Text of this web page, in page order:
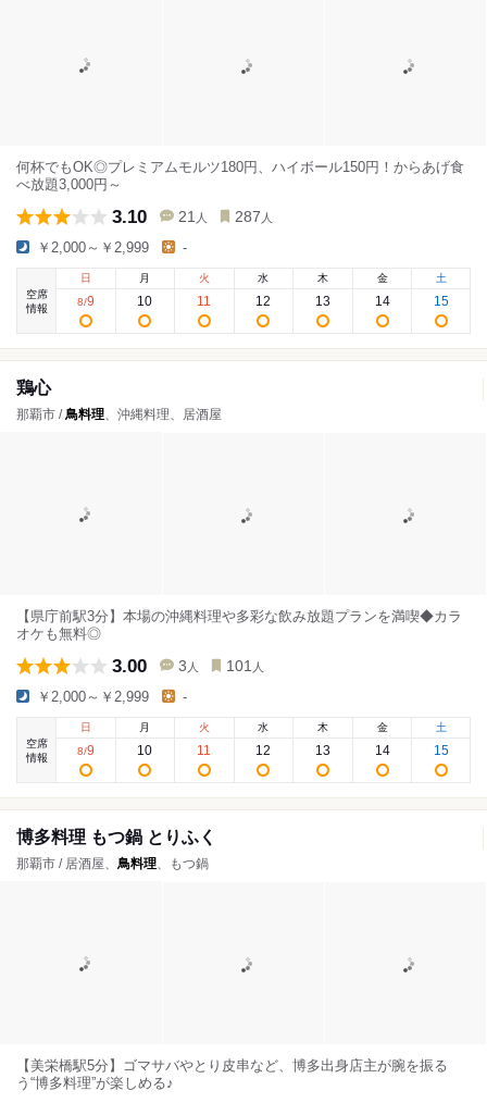
何杯でもOK◎プレミアムモルツ180円、ハイボール150円！からあげ食
べ放題3,000円～
3.10 21 人 287 人
￥2,000～￥2,999 -
空席
情報
日
8/9
月
10
火
11
水
12
木
13
金
14
土
15
鶏心
那覇市 /鳥料理、沖縄料理、居酒屋
【県庁前駅3分】本場の沖縄料理や多彩な飲み放題プランを満喫◆カラ
オケも無料◎
3.00 3 人 101 人
￥2,000～￥2,999 -
空席
情報
日
8/9
月
10
火
11
水
12
木
13
金
14
土
15
博多料理 もつ鍋 とりふく
那覇市 / 居酒屋、 鳥料理、もつ鍋
【美栄橋駅5分】ゴマサバやとり皮串など、博多出身店主が腕を振る
う“博多料理”が楽しめる♪